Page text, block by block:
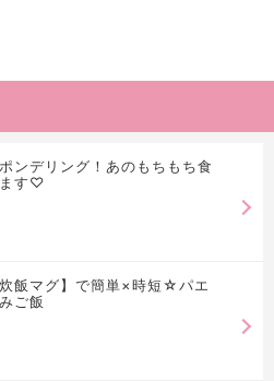
ンデリング！あのもちもち食
す♡
飯マグ】で簡単×時短☆パエ
ご飯